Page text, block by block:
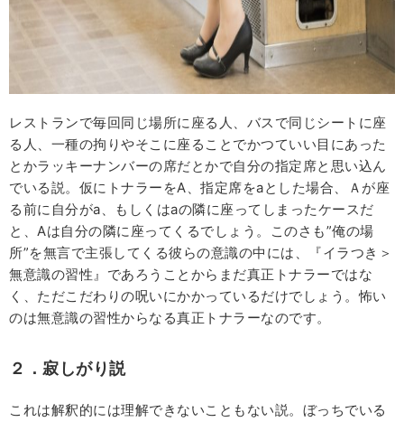
レストランで毎回同じ場所に座る人、バスで同じシートに座
る人、一種の拘りやそこに座ることでかつていい目にあった
とかラッキーナンバーの席だとかで自分の指定席と思い込ん
でいる説。仮にトナラーをA、指定席をaとした場合、Ａが座
る前に自分がa、もしくはaの隣に座ってしまったケースだ
と、Aは自分の隣に座ってくるでしょう。このさも”俺の場
所”を無言で主張してくる彼らの意識の中には、『イラつき＞
無意識の習性』であろうことからまだ真正トナラーではな
く、ただこだわりの呪いにかかっているだけでしょう。怖い
のは無意識の習性からなる真正トナラーなのです。
２．寂しがり説
これは解釈的には理解できないこともない説。ぼっちでいる